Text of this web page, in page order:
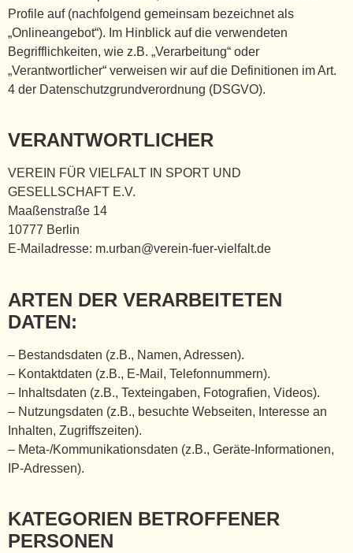
Profile auf (nachfolgend gemeinsam bezeichnet als
„Onlineangebot“). Im Hinblick auf die verwendeten
Begrifflichkeiten, wie z.B. „Verarbeitung“ oder
„Verantwortlicher“ verweisen wir auf die Definitionen im Art.
4 der Datenschutzgrundverordnung (DSGVO).
VERANTWORTLICHER
VEREIN FÜR VIELFALT IN SPORT UND
GESELLSCHAFT E.V.
Maaßenstraße 14
10777 Berlin
E-Mailadresse: m.urban@verein-fuer-vielfalt.de
ARTEN DER VERARBEITETEN
DATEN:
– Bestandsdaten (z.B., Namen, Adressen).
– Kontaktdaten (z.B., E-Mail, Telefonnummern).
– Inhaltsdaten (z.B., Texteingaben, Fotografien, Videos).
– Nutzungsdaten (z.B., besuchte Webseiten, Interesse an
Inhalten, Zugriffszeiten).
– Meta-/Kommunikationsdaten (z.B., Geräte-Informationen,
IP-Adressen).
KATEGORIEN BETROFFENER
PERSONEN